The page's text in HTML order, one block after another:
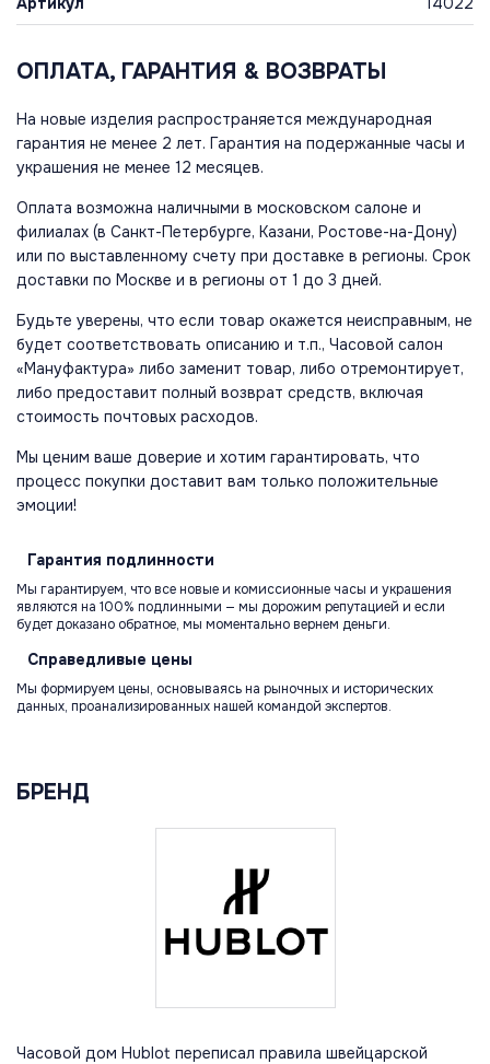
ОПЛАТА, ГАРАНТИЯ & ВОЗВРАТЫ
На новые изделия распространяется международная
гарантия не менее 2 лет. Гарантия на подержанные часы и
украшения не менее 12 месяцев.
Оплата возможна наличными в московском салоне и
филиалах (в Санкт-Петербурге, Казани, Ростове-на-Дону)
или по выставленному счету при доставке в регионы. Срок
доставки по Москве и в регионы от 1 до 3 дней.
Будьте уверены, что если товар окажется неисправным, не
будет соответствовать описанию и т.п., Часовой салон
«Мануфактура» либо заменит товар, либо отремонтирует,
либо предоставит полный возврат средств, включая
стоимость почтовых расходов.
Мы ценим ваше доверие и хотим гарантировать, что
процесс покупки доставит вам только положительные
эмоции!
Гарантия подлинности
Мы гарантируем, что все новые и комиссионные часы и украшения
являются на 100% подлинными — мы дорожим репутацией и если
будет доказано обратное, мы моментально вернем деньги.
Справедливые цены
Мы формируем цены, основываясь на рыночных и исторических
данных, проанализированных нашей командой экспертов.
БРЕНД
Часовой дом Hublot переписал правила швейцарской